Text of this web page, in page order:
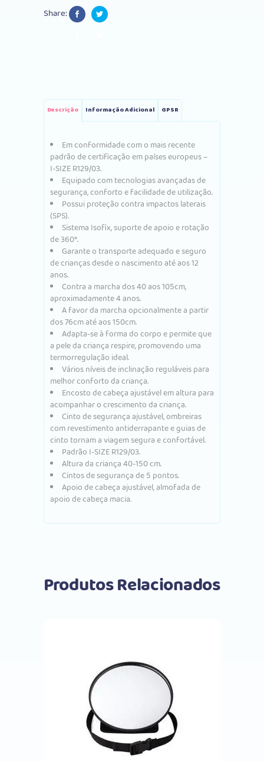
quantity
Share:
Descrição Informação Adicional GPSR
Em conformidade com o mais recente
padrão de certificação em países europeus –
I-SIZE R129/03.
Equipado com tecnologias avançadas de
segurança, conforto e facilidade de utilização.
Possui proteção contra impactos laterais
(SPS).
Sistema Isofix, suporte de apoio e rotação
de 360°.
Garante o transporte adequado e seguro
de crianças desde o nascimento até aos 12
anos.
Contra a marcha dos 40 aos 105cm,
aproximadamente 4 anos.
A favor da marcha opcionalmente a partir
dos 76cm até aos 150cm.
Adapta-se à forma do corpo e permite que
a pele da criança respire, promovendo uma
termorregulação ideal.
Vários níveis de inclinação reguláveis para
melhor conforto da criança.
Encosto de cabeça ajustável em altura para
acompanhar o crescimento da criança.
Cinto de segurança ajustável, ombreiras
com revestimento antiderrapante e guias de
cinto tornam a viagem segura e confortável.
Padrão I-SIZE R129/03.
Altura da criança 40-150 cm.
Cintos de segurança de 5 pontos.
Apoio de cabeça ajustável, almofada de
apoio de cabeça macia.
Produtos Relacionados